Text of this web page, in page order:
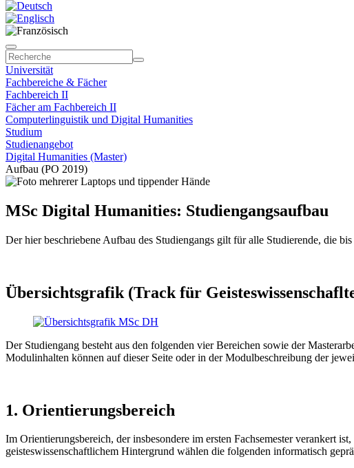
Universität
Fachbereiche & Fächer
Fachbereich II
Fächer am Fachbereich II
Computerlinguistik und Digital Humanities
Studium
Studienangebot
Digital Humanities (Master)
Aufbau (PO 2019)
MSc Digital Humanities: Studiengangsaufbau
Der hier beschriebene Aufbau des Studiengangs gilt für alle Studierende, die
Übersichtsgrafik (Track für
Der Studiengang besteht aus den folgenden vier Bereichen sowie der
Modulinhalten können auf dieser Seite oder in der Modulbeschreibung der
1. Orientierungsbereich
Im Orientierungsbereich, der insbesondere im ersten Fachsemester verankert
geisteswissenschaftlichem Hintergrund wählen die folgenden informatisch